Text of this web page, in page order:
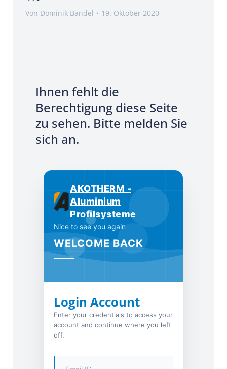
Von Dominik Bandel 19. Oktober 2020
Ihnen fehlt die
Berechtigung diese Seite
zu sehen. Bitte melden Sie
sich an.
AKOTHERM -
Aluminium
Profilsysteme
Nice to see you again
WELCOME BACK
Login Account
Enter your credentials to access your
account and continue where you left
off.